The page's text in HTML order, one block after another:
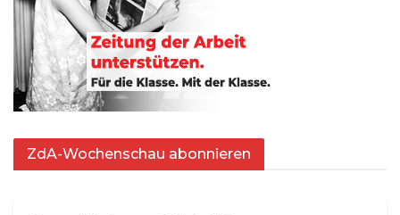
ZdA-Wochenschau abonnieren